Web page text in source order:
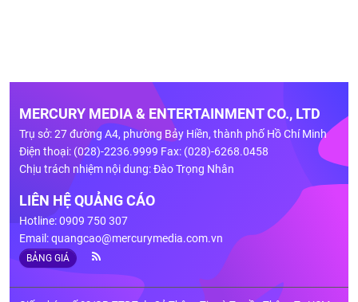
MERCURY MEDIA & ENTERTAINMENT CO., LTD
Trụ sở: 27 đường A4, phường Bảy Hiền, thành phố Hồ Chí Minh
Điện thoại: (028)-2236.9999 Fax: (028)-6268.0458
Chịu trách nhiệm nội dung: Đào Trọng Nhân
LIÊN HỆ QUẢNG CÁO
Hotline: 0909 750 307
Email:quangcao@mercurymedia.com.vn
BẢNG GIÁ